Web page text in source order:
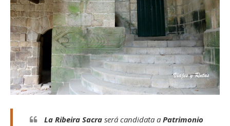
La Ribeira Sacraserá candidata a Patrimonio